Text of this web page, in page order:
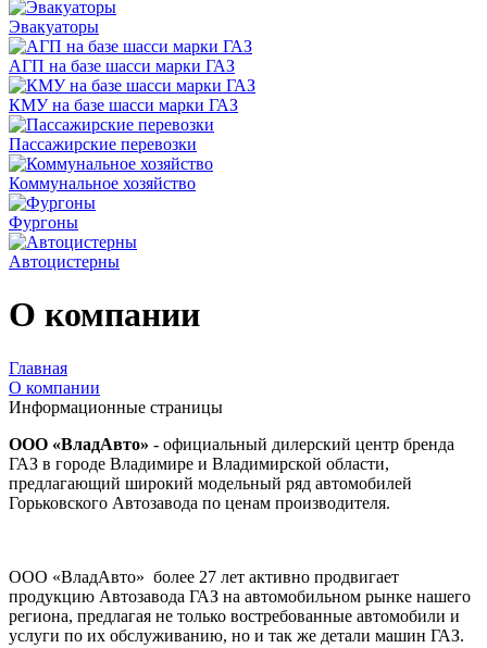
Эвакуаторы
АГП на базе шасси марки ГАЗ
КМУ на базе шасси марки ГАЗ
Пассажирские перевозки
Коммунальное хозяйство
Фургоны
Автоцистерны
О компании
Главная
О компании
Информационные страницы
ООО «ВладАвто» - официальный дилерский центр бренда
ГАЗ в городе Владимире и Владимирской области,
предлагающий широкий модельный ряд автомобилей
Горьковского Автозавода по ценам производителя.
ООО «ВладАвто» более 27 лет активно продвигает
продукцию Автозавода ГАЗ на автомобильном рынке нашего
региона, предлагая не только востребованные автомобили и
услуги по их обслуживанию, но и так же детали машин ГАЗ.